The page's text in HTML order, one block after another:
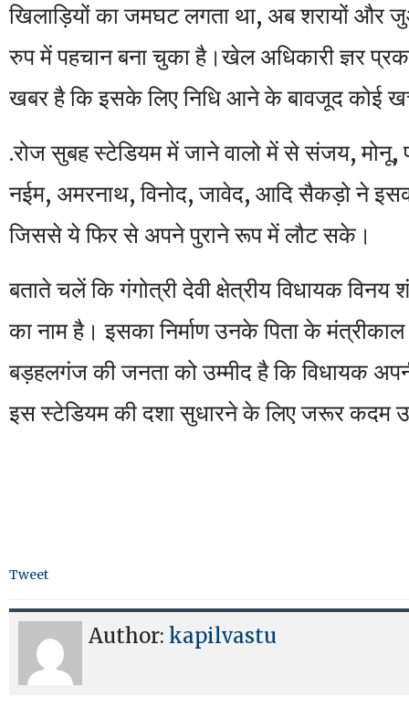
खिलाड़ियों का जमघट लगता था, अब शरायों
रुप में पहचान बना चुका है।खेल अधिकारी ज्ञर
खबर है कि इसके लिए निधि आने के बावजूद कोई
.रोज सुबह स्टेडियम में जाने वालो में से संजय, मोनू,
नईम, अमरनाथ, विनोद, जावेद, आदि सैकड़ो ने
जिससे ये फिर से अपने पुराने रूप में लौट सके।
बताते चलें कि गंगोत्री देवी क्षेत्रीय विधायक विनय
का नाम है। इसका निर्माण उनके पिता के
बड़हलगंज की जनता को उम्मीद है कि विधायक
इस स्टेडियम की दशा सुधारने के लिए जरूर कदम
Tweet
Author: kapilvastu